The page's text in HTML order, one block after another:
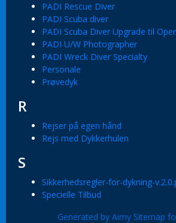
PADI Rescue Diver
PADI Scuba diver
PADI Scuba Diver Upgrade til
PADI U/W Photographer
PADI Wreck Diver Specialty
Personale
Prøvedyk
R
Rejser på egen hånd
Rejs med Dykkerhulen
S
Sikkerhedsregler-for-dykning-
Specielle Tilbud
Generated by Aimy Sitemap